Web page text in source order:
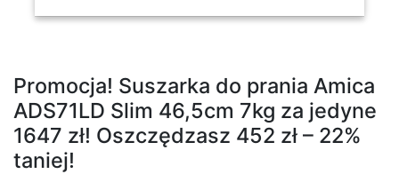
Promocja! Suszarka do prania Amica
ADS71LD Slim 46,5cm 7kg za jedyne
1647 zł! Oszczędzasz 452 zł – 22%
taniej!